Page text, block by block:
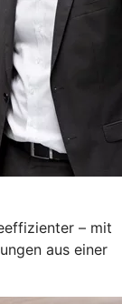
– mit
aus einer